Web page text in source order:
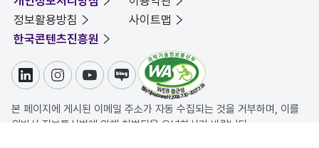
정보활용방침
사이트맵
한국콘텐츠진흥원
링크드인인스타그램
유튜브블로그
본 페이지에 게시된 이메일 주소가 자동 수집되는 것을 거부하며, 이를
위반시 정보통신법에 의해 처벌됨을 유념하시기 바랍니다.